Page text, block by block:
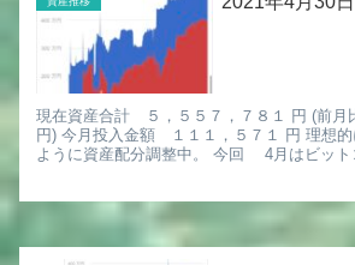
現在資産合計 ５，５５７，７８１ 円 (前
円) 今月投入金額 １１１，５７１ 円 理想的
ように資産配分調整中。 今回 4月はビット